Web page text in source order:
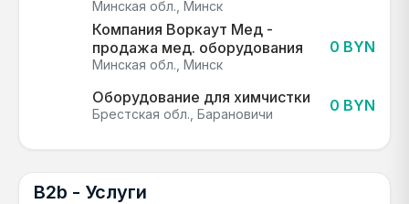
Минская обл., Минск
Компания Воркаут Мед -
продажа мед. оборудования
Минская обл., Минск
0 BYN
Оборудование для химчистки
Брестская обл., Барановичи 0 BYN
B2b - Услуги